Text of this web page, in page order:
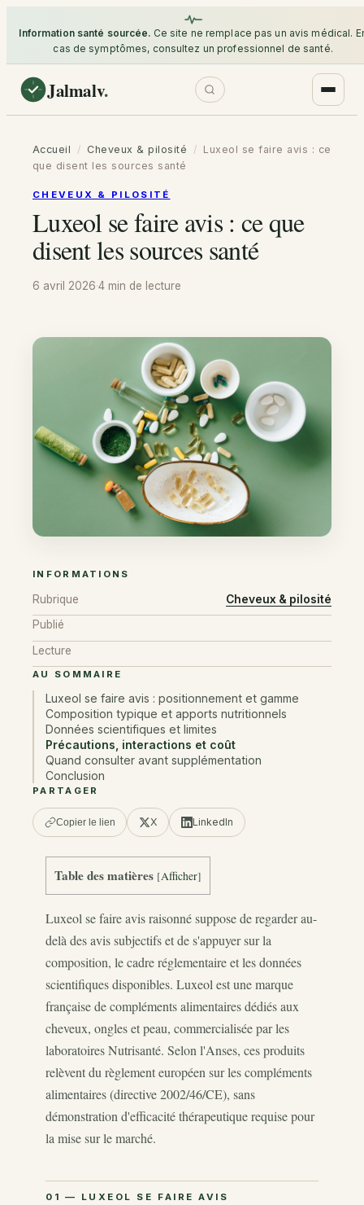
Information santé sourcée. Ce site ne remplace pas un avis médical.
cas de symptômes, consultez un professionnel de santé.
Jalmalv.
Accueil / Cheveux & pilosité / Luxeol se faire avis : ce
que disent les sources santé
CHEVEUX & PILOSITÉ
Luxeol se faire avis : ce que
disent les sources santé
6 avril 2026·4 min de lecture
INFORMATIONS
Rubrique
Cheveux & pilosité
Publié
Lecture
AU SOMMAIRE
Luxeol se faire avis : positionnement et gamme
Composition typique et apports nutritionnels
Données scientifiques et limites
Précautions, interactions et coût
Quand consulter avant supplémentation
Conclusion
PARTAGER
Copier le lien X LinkedIn
Table des matières [Afficher]
Luxeol se faire avis raisonné suppose de regarder au-
delà des avis subjectifs et de s'appuyer sur la
composition, le cadre réglementaire et les données
scientifiques disponibles. Luxeol est une marque
française de compléments alimentaires dédiés aux
cheveux, ongles et peau, commercialisée par les
laboratoires Nutrisanté. Selon l'Anses, ces produits
relèvent du règlement européen sur les compléments
alimentaires (directive 2002/46/CE), sans
démonstration d'efficacité thérapeutique requise pour
la mise sur le marché.